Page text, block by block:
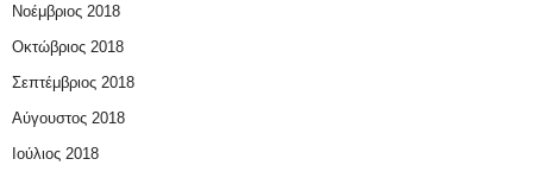
Νοέμβριος 2018
Οκτώβριος 2018
Σεπτέμβριος 2018
Αύγουστος 2018
Ιούλιος 2018